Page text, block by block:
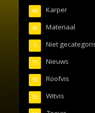
Karper
68
Materiaal
40
Niet
5
Nieuws
75
Roofvis
53
Witvis
55